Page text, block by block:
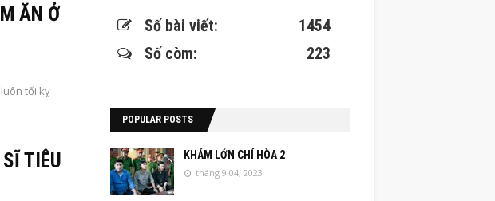
ĂN Ở
tối kỵ
TIÊU
Số bài viết:
1454
Số còm:
223
POPULAR POSTS
KHÁM LỚN CHÍ HÒA 2
tháng 9 04, 2023